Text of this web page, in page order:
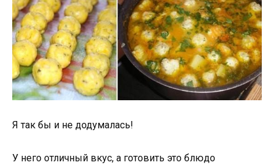
Я так бы и не додумалась!
У него отличный вкус, а готовить это блюдо